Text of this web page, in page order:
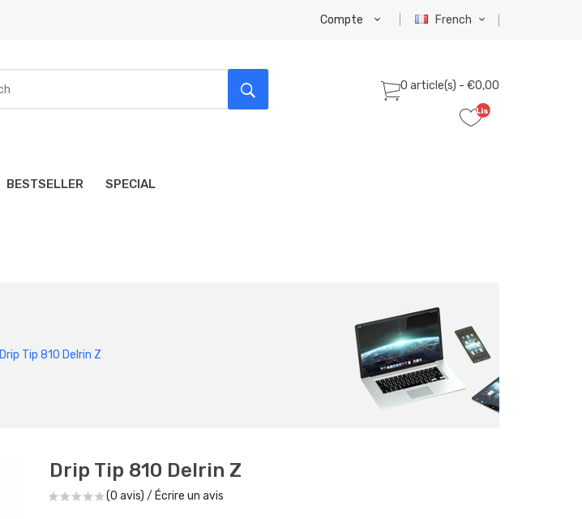
French
Compte
0 article(s) - €0,00
Liste
BESTSELLER SPECIAL
Drip Tip 810 Delrin Z
Drip Tip 810 Delrin Z
(0 avis) / Écrire un avis